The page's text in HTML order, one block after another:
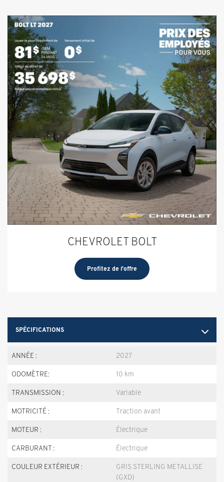
SPÉCIFICATIONS
ANNÉE : 2027
ODOMÈTRE: 10 km
TRANSMISSION : Variable
MOTRICITÉ : Traction avant
MOTEUR : Électrique
CARBURANT : Électrique
COULEUR EXTÉRIEUR :
GRIS STERLING METALLISE
(GXD)
CHEVROLET BOLT
Profitez de l'offre